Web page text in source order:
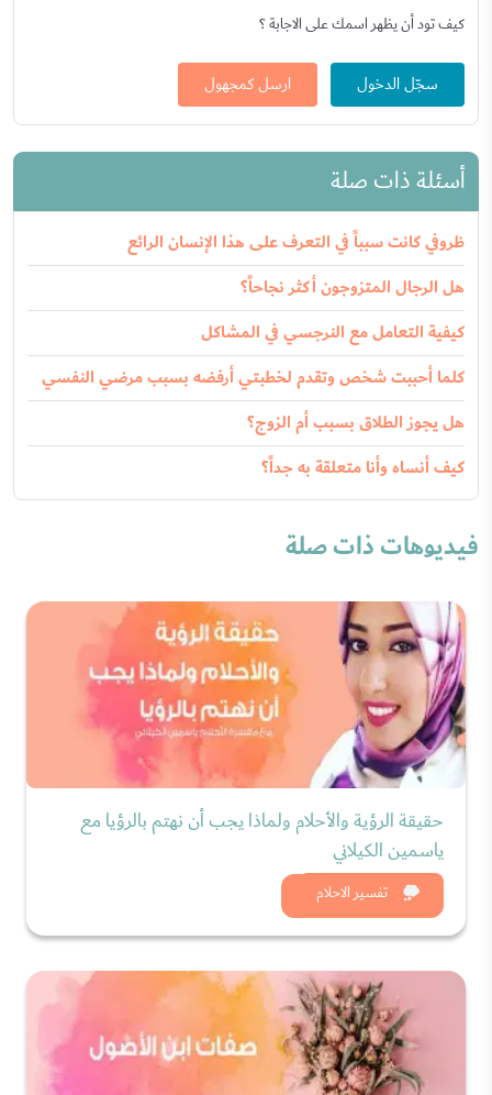
كيف تود أن يظهر اسمك على الاجابة ؟
سجّل الدخول ارسل كمجهول
أسئلة ذات صلة
ظروفي كانت سبباً في التعرف على هذا الإنسان الرائع
هل الرجال المتزوجون أكثر نجاحاً؟
كيفية التعامل مع النرجسي في المشاكل
كلما أحببت شخص وتقدم لخطبتي أرفضه بسبب مرضي النفسي
هل يجوز الطلاق بسبب أم الزوج؟
كيف أنساه وأنا متعلقة به جداً؟
فيديوهات ذات صلة
تفسير الاحلام
حقيقة الرؤية والأحلام ولماذا يجب أن نهتم بالرؤيا مع
ياسمين الكيلاني
شاهد الان